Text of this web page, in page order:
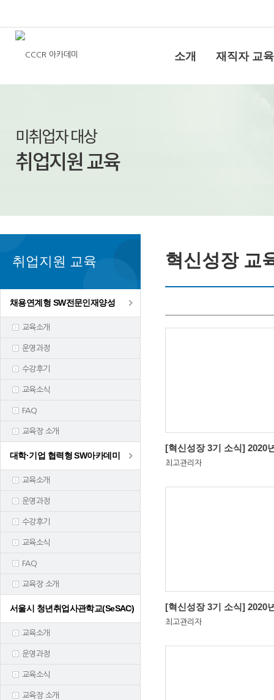
소개 재직자 교육
취업지원 교육
채용연계형 SW전문인재양성
교육소개
운영과정
수강후기
교육소식
FAQ
교육장 소개
대학·기업 협력형 SW아카데미
교육소개
운영과정
수강후기
교육소식
FAQ
교육장 소개
서울시 청년취업사관학교(SeSAC)
교육소개
운영과정
교육소식
교육장 소개
혁신성장 교
최고관리자
최고관리자